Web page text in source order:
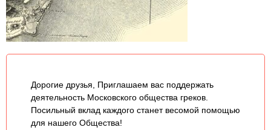
Дорогие друзья, Приглашаем вас поддержать
деятельность Московского общества греков.
Посильный вклад каждого станет весомой помощью
для нашего Общества!